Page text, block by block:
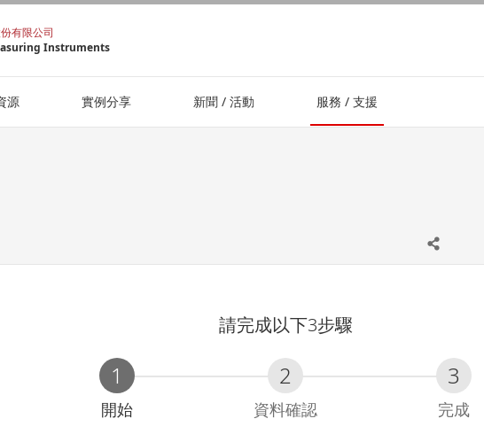
有限公司
Instruments
源 實例分享 新聞 / 活動 服務 / 支援
請完成以下3步驟
1
C
開始
2
資料確認
3
完成